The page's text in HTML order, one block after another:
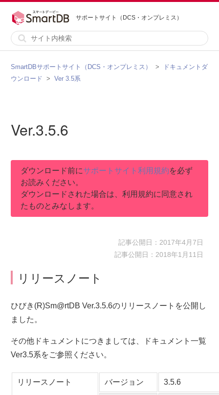
サポートサイト（DCS・オンプレミス）
SmartDBサポートサイト（DCS・オンプレミス）
ドキュメントダ
ウンロード
Ver 3.5系
Ver.3.5.6
ダウンロード前にサポートサイト利用規約を必ず
お読みください。
ダウンロードされた場合は、利用規約に同意され
たものとみなします。
記事公開日：2017年4月7日
記事公開日：2018年1月11日
リリースノート
ひびき(R)Sm@rtDB Ver.3.5.6のリリースノートを公開し
ました。
その他ドキュメントにつきましては、ドキュメント一覧
Ver3.5系をご参照ください。
リリースノート バージョン 3.5.6